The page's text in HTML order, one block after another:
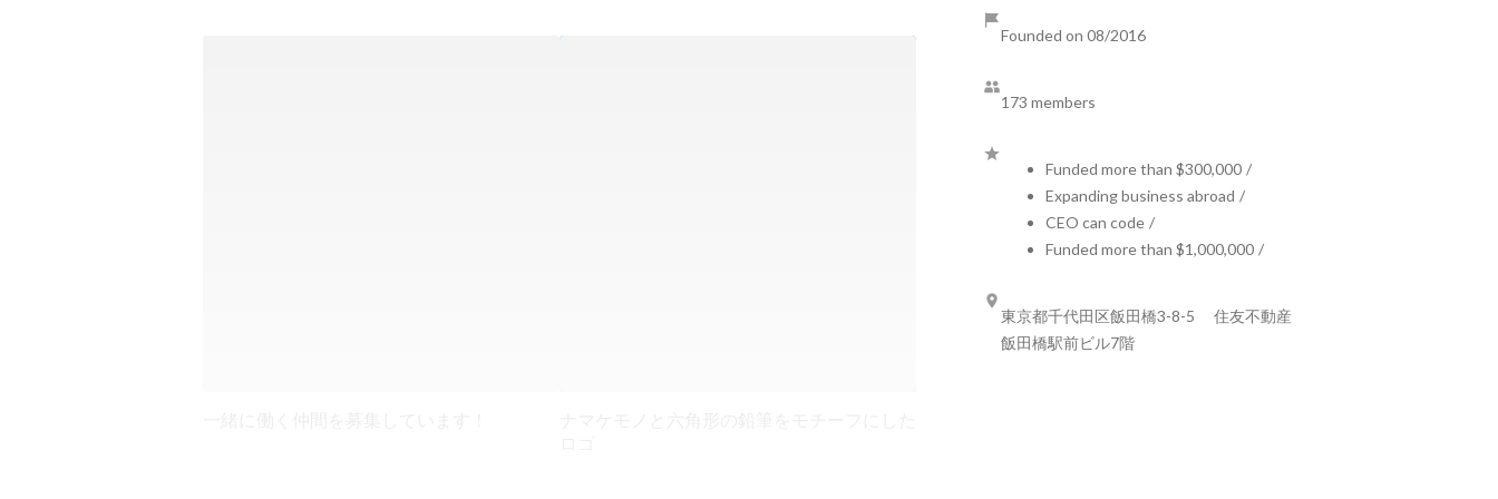
Founded on 08/2016
173 members
Funded more than $300,000 /
Expanding business abroad /
CEO can code /
Funded more than $1,000,000 /
東京都千代田区飯田橋3-8-5 住友不動産
飯田橋駅前ビル7階